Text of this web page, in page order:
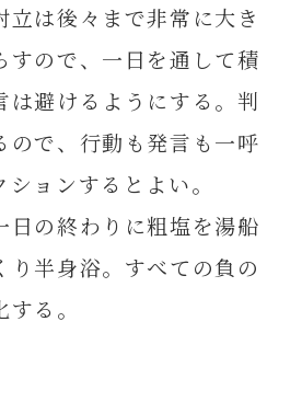
立は後々まで非常に大き
すので、一日を通して積
は避けるようにする。判
ので、行動も発言も一呼
ョンするとよい。
の終わりに粗塩を湯船
り半身浴。すべての負の
る。